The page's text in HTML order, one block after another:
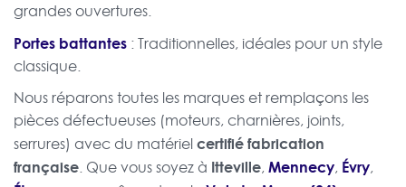
grandes ouvertures.
Portes battantes : Traditionnelles, idéales pour un style
classique.
Nous réparons toutes les marques et remplaçons les
pièces défectueuses (moteurs, charnières, joints,
serrures) avec du matérielcertifié fabrication
française. Que vous soyez à Itteville, Mennecy, Évry,